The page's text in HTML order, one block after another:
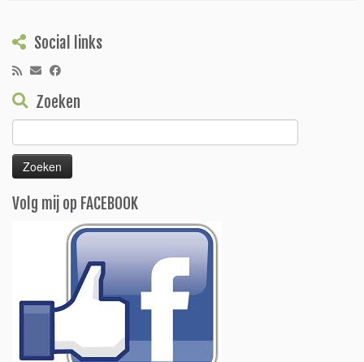
Social links
Zoeken
naar:
Volg mij op FACEBOOK